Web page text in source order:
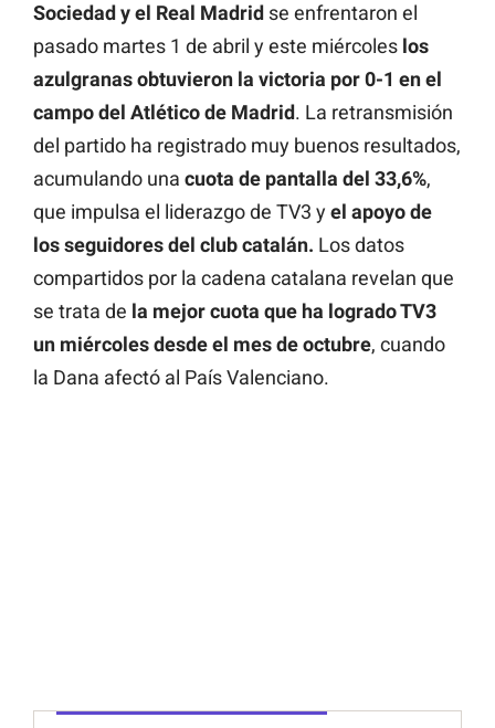
Sociedad y el Real Madrid se enfrentaron el
pasado martes 1 de abril y este miércoles los
azulgranas obtuvieron la victoria por 0-1 en el
campo del Atlético de Madrid. La retransmisión
del partido ha registrado muy buenos resultados,
acumulando una cuota de pantalla del 33,6%,
que impulsa el liderazgo de TV3 y el apoyo de
los seguidores del club catalán. Los datos
compartidos por la cadena catalana revelan que
se trata de la mejor cuota que ha logrado TV3
un miércoles desde el mes de octubre, cuando
la Dana afectó al País Valenciano.